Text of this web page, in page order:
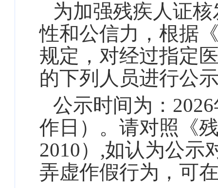
为加强残疾人证
性和公信力，根据
规定，对经过指定
的下列人员进行公
公示时间为： 2026
作日）。请对照《
2010）,如认为公示
弄虚作假行为，可